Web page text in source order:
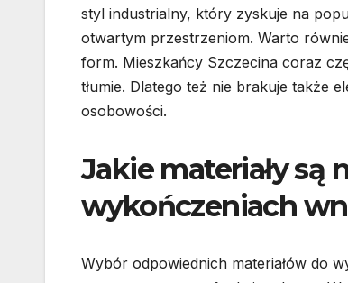
styl industrialny, który zyskuje na
otwartym przestrzeniom. Warto
form. Mieszkańcy Szczecina coraz
tłumie. Dlatego też nie brakuje także
osobowości.
Jakie materiały są
wykończeniach
Wybór odpowiednich materiałów do